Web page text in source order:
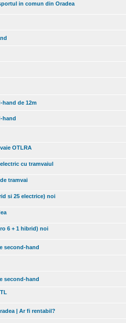
in comun din Oradea
de 12m
hand
OTLRA
cu tramvaiul
tramvai
si 25 electrice) noi
6 + 1 hibrid) noi
second-hand
second-hand
| Ar fi rentabil?